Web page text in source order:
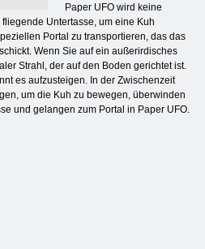
Paper UFO wird keine
Untertasse, um eine Kuh
Portal zu transportieren, das das
Wenn Sie auf ein außerirdisches
Strahl, der auf den Boden gerichtet ist.
es aufzusteigen. In der Zwischenzeit
um die Kuh zu bewegen, überwinden
und gelangen zum Portal in Paper UFO.